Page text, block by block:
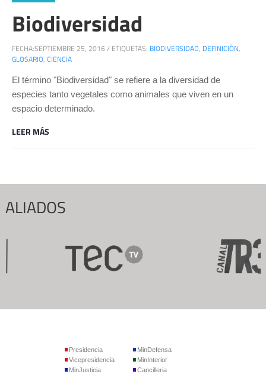
Biodiversidad
FECHA:SEPTIEMBRE 25, 2016 / ETIQUETAS: BIODIVERSIDAD, DEFINICIÓN,
GLOSARIO, CIENCIA
El término "Biodiversidad" se refiere a la diversidad de
especies tanto vegetales como animales que viven en un
espacio determinado.
LEER MÁS
ALIADOS
Presidencia
Vicepresidencia
MinJusticia
MinDefensa
MinInterior
Cancilleria